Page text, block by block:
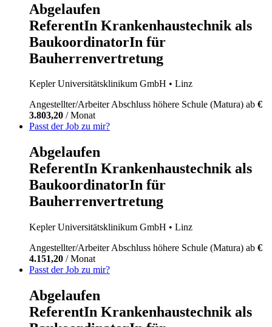
Abgelaufen
ReferentIn Krankenhaustechnik als
BaukoordinatorIn für
Bauherrenvertretung
Kepler Universitätsklinikum GmbH • Linz
Angestellter/ArbeiterAbschluss höhere Schule (Matura) ab €
3.803,20 / Monat
Passt der Job zu mir?
Abgelaufen
ReferentIn Krankenhaustechnik als
BaukoordinatorIn für
Bauherrenvertretung
Kepler Universitätsklinikum GmbH • Linz
Angestellter/ArbeiterAbschluss höhere Schule (Matura) ab €
4.151,20 / Monat
Passt der Job zu mir?
Abgelaufen
ReferentIn Krankenhaustechnik als